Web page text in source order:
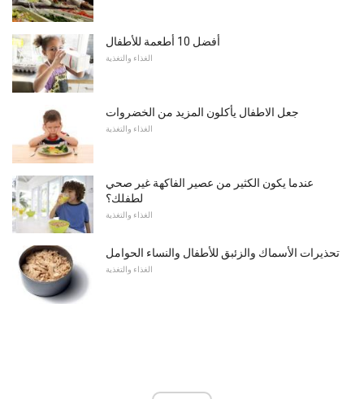
أفضل 10 أطعمة للأطفال
الغذاء والتغذية
جعل الاطفال يأكلون المزيد من الخضروات
الغذاء والتغذية
عندما يكون الكثير من عصير الفاكهة غير صحي
لطفلك؟
الغذاء والتغذية
تحذيرات الأسماك والزئبق للأطفال والنساء الحوامل
الغذاء والتغذية